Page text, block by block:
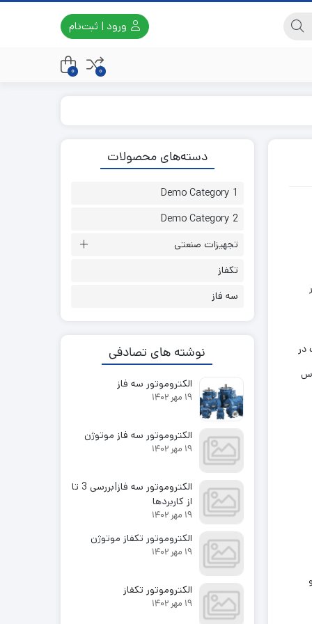
ورود | ثبت‌نام
0
0
در
دسته‌های محصولات
Demo Category 1
Demo Category 2
تجهیزات صنعتی
تکفاز
سه فاز
نوشته های تصادفی
الکتروموتور سه فاز
19 مهر 1402
الکتروموتور سه فاز موتوژن
19 مهر 1402
الکتروموتور سه فاز|بررسی 3 تا
از کاربردها
19 مهر 1402
الکتروموتور تکفاز موتوژن
19 مهر 1402
الکتروموتور تکفاز
19 مهر 1402